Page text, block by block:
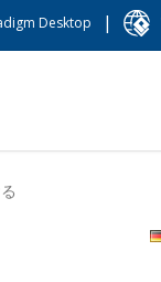
Desktop |